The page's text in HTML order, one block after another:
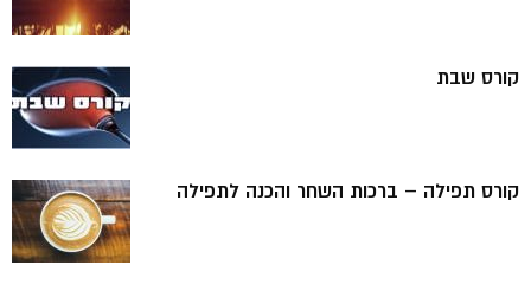
קורס שבת
קורס תפילה – ברכות השחר והכנה לתפילה